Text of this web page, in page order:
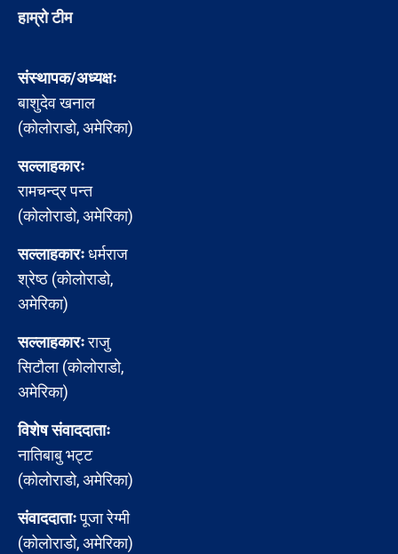
हाम्रो टीम
संस्थापक/अध्यक्षः
बाशुदेव खनाल
(कोलोराडो, अमेरिका)
सल्लाहकारः
रामचन्द्र पन्त
(कोलोराडो, अमेरिका)
सल्लाहकारःधर्मराज
श्रेष्ठ (कोलोराडो,
अमेरिका)
सल्लाहकारःराजु
सिटौला (कोलोराडो,
अमेरिका)
विशेष संवाददाताः
नातिबाबु भट्ट
(कोलोराडो, अमेरिका)
संवाददाताःपूजा रेग्मी
(कोलोराडो, अमेरिका)